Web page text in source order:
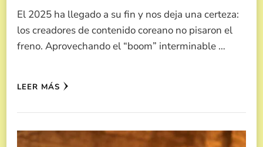
El 2025 ha llegado a su fin y nos deja una certeza:
los creadores de contenido coreano no pisaron el
freno. Aprovechando el “boom” interminable …
LEER MÁS